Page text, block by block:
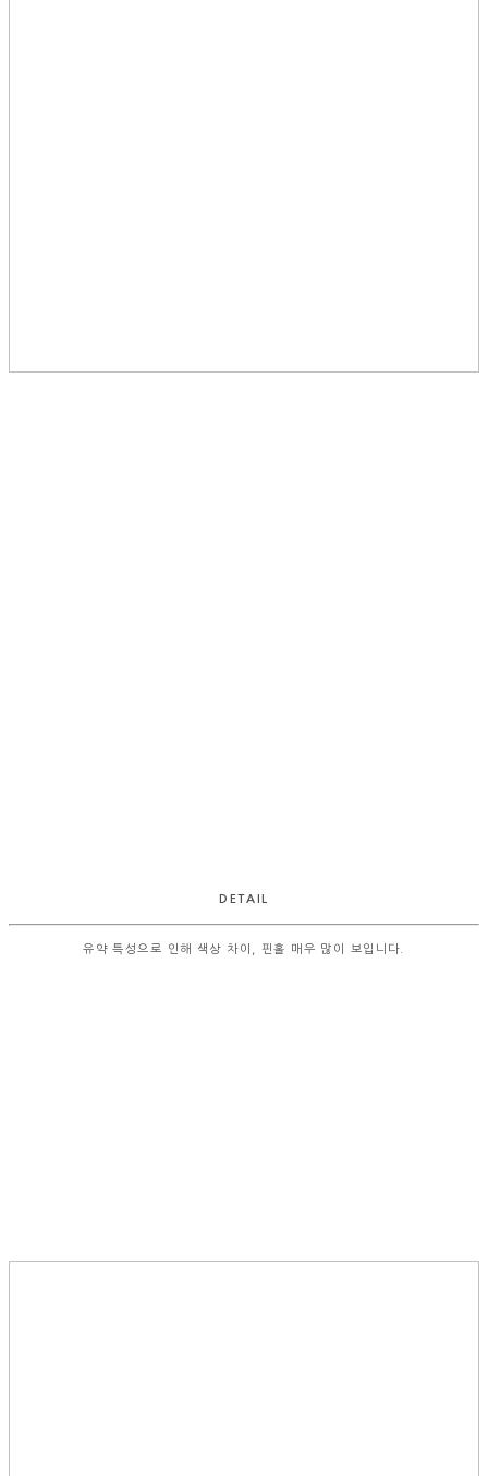
DETAIL
유약 특성으로 인해 색상 차이, 핀홀 매우 많이 보입니다.